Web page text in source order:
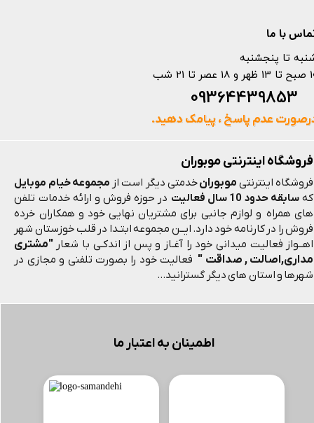
فروشگاه اینترنتی موبوران
فروشگاه اینترنتی موبورانخدمتی دیگر است از مجموعه خیام موبایل
که سابقه حدود 10 سال فعالیت
در حوزه فروش و ارائه خدمات تلفن
های همراه و لوازم جانبی برای مشتریان نهایی خود و همکاران خرده
فروش را در کارنامه خود دارد. ایــن مجموعه ابتـدا در قلب خوزستان شهر
اهــواز فعالیت میدانی خود را آغـاز و پس از اندکـی با شعار "مشتری
مداری,اصالت , صداقت " فعالیت خود را بصورت تلفنی و مجازی در
شهرها و استان های دیگر گسترانید...
اطمینان به اعتبار ما
با ما
تا پنجشنبه
تا 21 شب
عدم پاسخ ، پیامک دهید.